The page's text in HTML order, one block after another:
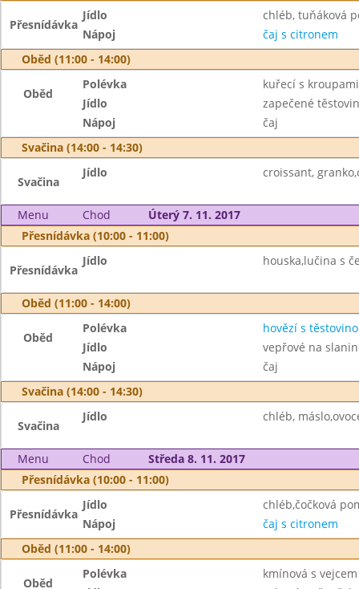
Přesnídávka
Jídlo
chléb, tuňáková
Nápoj
čaj s citronem
Oběd (11:00 - 14:00)
Oběd
Polévka
kuřecí s kroupami
Jídlo
zapečené
Nápoj
čaj
Svačina (14:00 - 14:30)
Svačina
Jídlo croissant,
Menu Chod
Úterý 7. 11. 2017
Přesnídávka (10:00 - 11:00)
Přesnídávka
Jídlo houska,lučina s
Oběd (11:00 - 14:00)
Oběd
Polévka
hovězí s
Jídlo
vepřové na
Nápoj
čaj
Svačina (14:00 - 14:30)
Svačina
Jídlo chléb,
Menu Chod
Středa 8. 11. 2017
Přesnídávka (10:00 - 11:00)
Přesnídávka
Jídlo
chléb,čočková
Nápoj
čaj s citronem
Oběd (11:00 - 14:00)
Oběd
Polévka
kmínová s vejcem